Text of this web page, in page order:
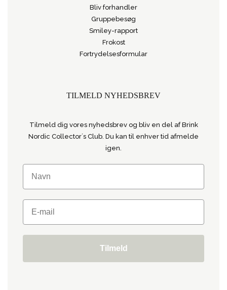
Bliv forhandler
Gruppebesøg
Smiley-rapport
Frokost
Fortrydelsesformular
TILMELD NYHEDSBREV
Tilmeld dig vores nyhedsbrev og bliv en del af Brink
Nordic Collector´s Club. Du kan til enhver tid afmelde
igen.
Tilmeld